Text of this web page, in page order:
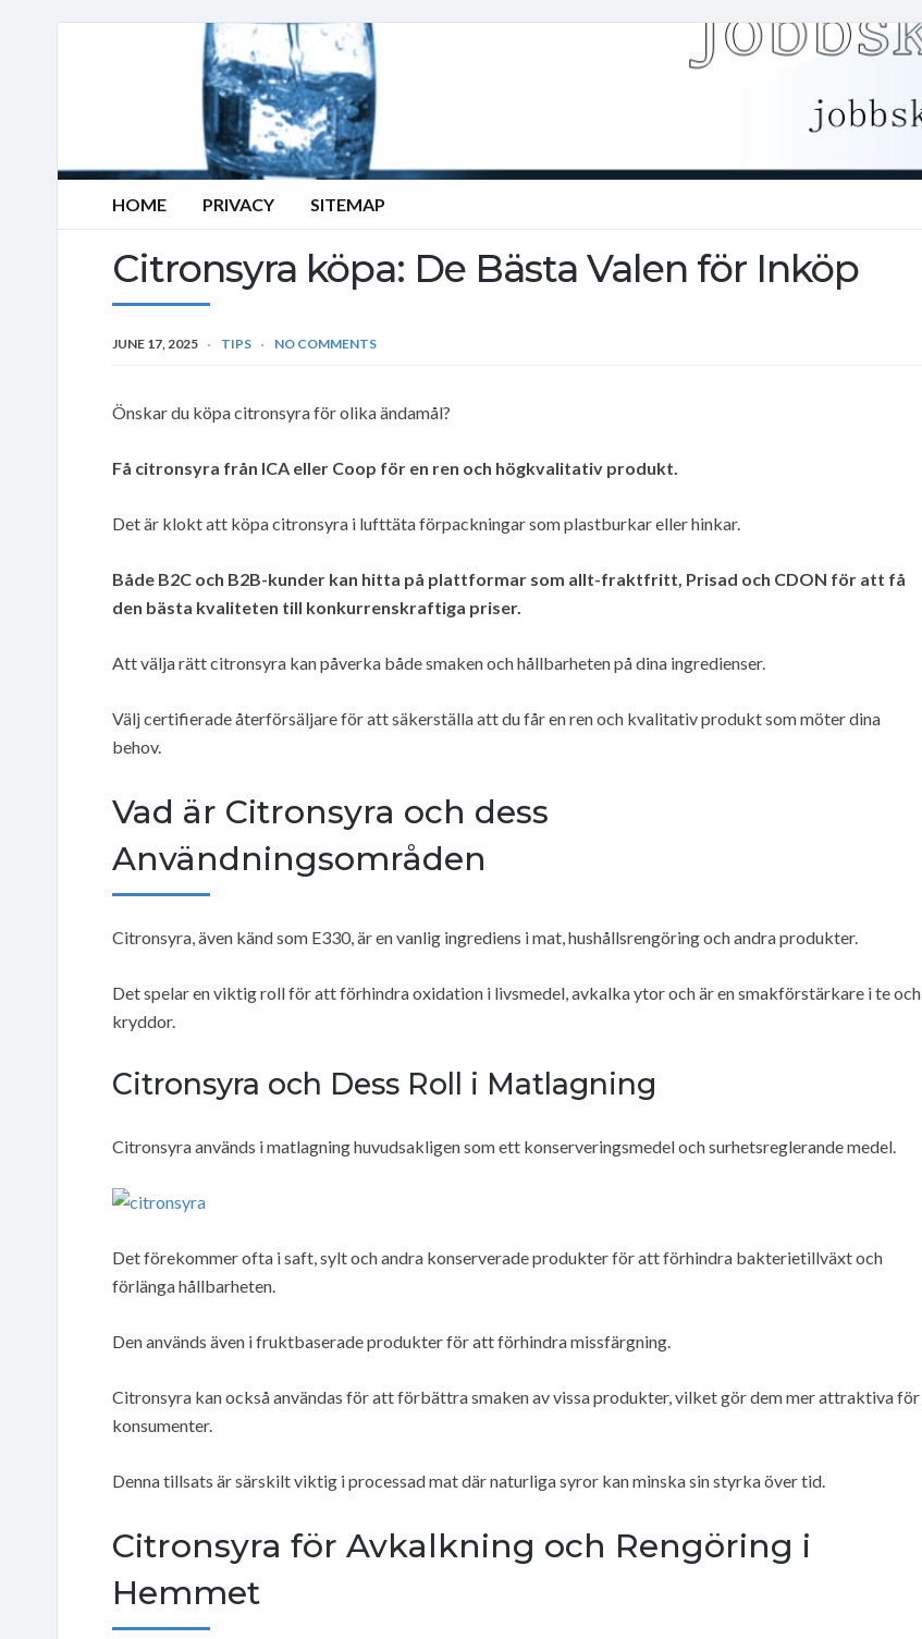
HOME PRIVACY SITEMAP
Citronsyra köpa: De Bästa Valen för Inköp
JUNE 17, 2025 TIPS NO COMMENTS
Önskar du köpa citronsyra för olika ändamål?
Få citronsyra från ICA eller Coop för en ren och högkvalitativ produkt.
Det är klokt att köpa citronsyra i lufttäta förpackningar som plastburkar eller hinkar.
Både B2C och B2B-kunder kan hitta på plattformar som allt-fraktfritt, Prisad och CDON för att få
den bästa kvaliteten till konkurrenskraftiga priser.
Att välja rätt citronsyra kan påverka både smaken och hållbarheten på dina ingredienser.
Välj certifierade återförsäljare för att säkerställa att du får en ren och kvalitativ produkt som möter dina
behov.
Vad är Citronsyra och dess
Användningsområden
Citronsyra, även känd som E330, är en vanlig ingrediens i mat, hushållsrengöring och andra produkter.
Det spelar en viktig roll för att förhindra oxidation i livsmedel, avkalka ytor och är en smakförstärkare i te och
kryddor.
Citronsyra och Dess Roll i Matlagning
Citronsyra används i matlagning huvudsakligen som ett konserveringsmedel och surhetsreglerande medel.
Det förekommer ofta i saft, sylt och andra konserverade produkter för att förhindra bakterietillväxt och
förlänga hållbarheten.
Den används även i fruktbaserade produkter för att förhindra missfärgning.
Citronsyra kan också användas för att förbättra smaken av vissa produkter, vilket gör dem mer attraktiva för
konsumenter.
Denna tillsats är särskilt viktig i processad mat där naturliga syror kan minska sin styrka över tid.
Citronsyra för Avkalkning och Rengöring i
Hemmet